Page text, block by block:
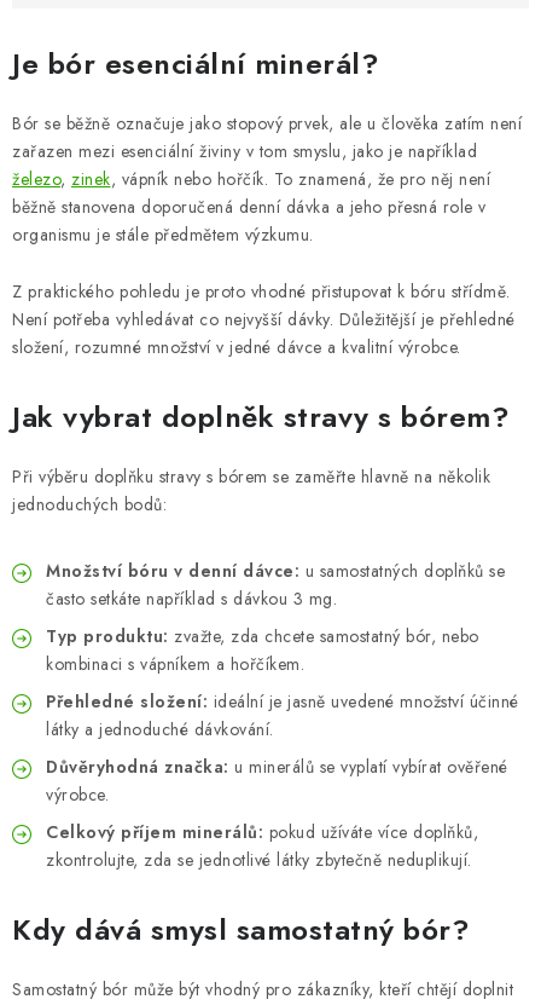
Je bór esenciální minerál?
Bór se běžně označuje jako stopový prvek, ale u člověka zatím není
zařazen mezi esenciální živiny v tom smyslu, jako je například
železo, zinek, vápník nebo hořčík. To znamená, že pro něj není
běžně stanovena doporučená denní dávka a jeho přesná role v
organismu je stále předmětem výzkumu.
Z praktického pohledu je proto vhodné přistupovat k bóru střídmě.
Není potřeba vyhledávat co nejvyšší dávky. Důležitější je přehledné
složení, rozumné množství v jedné dávce a kvalitní výrobce.
Jak vybrat doplněk stravy s bórem?
Při výběru doplňku stravy s bórem se zaměřte hlavně na několik
jednoduchých bodů:
Množství bóru v denní dávce: u samostatných doplňků se
často setkáte například s dávkou 3 mg.
Typ produktu: zvažte, zda chcete samostatný bór, nebo
kombinaci s vápníkem a hořčíkem.
Přehledné složení: ideální je jasně uvedené množství účinné
látky a jednoduché dávkování.
Důvěryhodná značka: u minerálů se vyplatí vybírat ověřené
výrobce.
Celkový příjem minerálů: pokud užíváte více doplňků,
zkontrolujte, zda se jednotlivé látky zbytečně neduplikují.
Kdy dává smysl samostatný bór?
Samostatný bór může být vhodný pro zákazníky, kteří chtějí doplnit